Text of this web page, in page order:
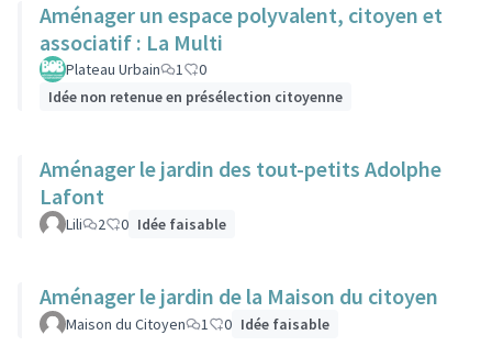
Aménager un espace polyvalent, citoyen et
associatif : La Multi
Plateau Urbain 1
0
Idée non retenue en présélection citoyenne
Aménager le jardin des tout-petits Adolphe
Lafont
Lili 2 0 Idée faisable
Aménager le jardin de la Maison du citoyen
Maison du Citoyen 1 0 Idée faisable